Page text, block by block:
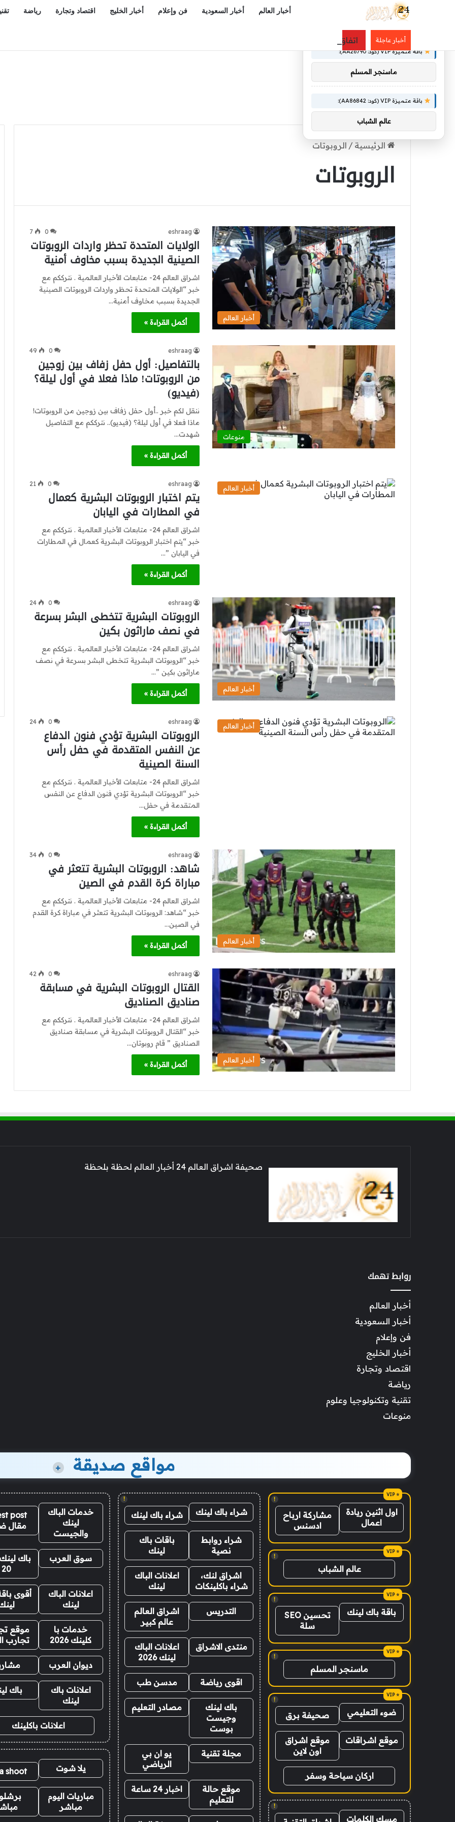
أخبار العالم أخبار السعودية فن وإعلام أخبار الخليج اقتصاد وتجارة رياضة
أخبار عاجلة اتفاق مكة من منظور دولي: هندسةُ أمنٍ عابرةٌ للقارات تعيد رسم خارطة التحالفات
الرئيسية / الروبوتات
الروبوتات
أخبار العالم
eshraag
0
7
الولايات المتحدة تحظر واردات الروبوتات
الصينية الجديدة بسبب مخاوف أمنية
اشراق العالم 24- متابعات الأخبار العالمية . نترككم مع
خبر “الولايات المتحدة تحظر واردات الروبوتات الصينية
الجديدة بسبب مخاوف أمنية…
أكمل القراءة »
منوعات
eshraag
0
49
بالتفاصيل: أول حفل زفاف بين زوجين
من الروبوتات! ماذا فعلا في أول ليلة؟
(فيديو)
ننقل لكم خبر ..أول حفل زفاف بين زوجين من الروبوتات!
ماذا فعلا في أول ليلة؟ (فيديو).. نترككم مع التفاصيل
شهدت…
أكمل القراءة »
أخبار العالم
eshraag
0
21
يتم اختبار الروبوتات البشرية كعمال
في المطارات في اليابان
اشراق العالم 24- متابعات الأخبار العالمية . نترككم مع
خبر “يتم اختبار الروبوتات البشرية كعمال في المطارات
في اليابان ”…
أكمل القراءة »
أخبار العالم
eshraag
0
24
الروبوتات البشرية تتخطى البشر بسرعة
في نصف ماراثون بكين
اشراق العالم 24- متابعات الأخبار العالمية . نترككم مع
خبر “الروبوتات البشرية تتخطى البشر بسرعة في نصف
ماراثون بكين ”…
أكمل القراءة »
أخبار العالم
eshraag
0
24
الروبوتات البشرية تؤدي فنون الدفاع
عن النفس المتقدمة في حفل رأس
السنة الصينية
اشراق العالم 24- متابعات الأخبار العالمية . نترككم مع
خبر “الروبوتات البشرية تؤدي فنون الدفاع عن النفس
المتقدمة في حفل…
أكمل القراءة »
أخبار العالم
eshraag
0
34
شاهد: الروبوتات البشرية تتعثر في
مباراة كرة القدم في الصين
اشراق العالم 24- متابعات الأخبار العالمية . نترككم مع
خبر “شاهد: الروبوتات البشرية تتعثر في مباراة كرة القدم
في الصين…
أكمل القراءة »
أخبار العالم
eshraag
0
42
القتال الروبوتات البشرية في مسابقة
صناديق الصناديق
اشراق العالم 24- متابعات الأخبار العالمية . نترككم مع
خبر “القتال الروبوتات البشرية في مسابقة صناديق
الصناديق ” قام روبوتان…
أكمل القراءة »
صحيفة اشراق العالم 24 أخبار العالم لحظة بلحظة
روابط تهمك
أخبار العالم
أخبار السعودية
فن وإعلام
أخبار الخليج
اقتصاد وتجارة
رياضة
تقنية وتكنولوجيا وعلوم
منوعات
مواقع صديقة +
!
اول اثنين ريادة
اعمال
مشاركة ارباح
ادسنس
!
عالم الشباب
!
باقة باك لينك
تحسين SEO
سلة
!
ماسنجر المسلم
!
ضوء التعليمي صحيفة برق
موقع اشراقات
موقع اشراق
اون لاين
اركان سياحة وسفر
!
مسك الكلمات
!
شراء باك لينك شراء باك لينك
شراء روابط
نصية
باقات باك
لينك
اشراق لنك،
شراء باكلينكات
اعلانات الباك
لينك
التدريس
اشراق العالم
عالم كبير
منتدى الاشراق
اعلانات الباك
لينك 2026
اقوى رياضة مدسن طب
باك لينك
وجيست
بوست
مصادر التعليم
مجلة تقنية
يو ان بي
الرياضي
موقع حالة
للتعليم
اخبار 24 ساعة
خدمات الباك
لينك
والجيست
post
مقال
سوق العرب
باك
20
اعلانات الباك
لينك
أقوى
خدمات با
كلينك 2026
موقع
تجارب
ديوان العرب
اعلانات باك
لينك
باك
اعلانات باكلينك
يلا شوت shoot
مباريات اليوم
مباشر
باقة متميزة VIP (كود: AA26790):
ماسنجر المسلم
باقة متميزة VIP (كود: AA86842):
عالم الشباب